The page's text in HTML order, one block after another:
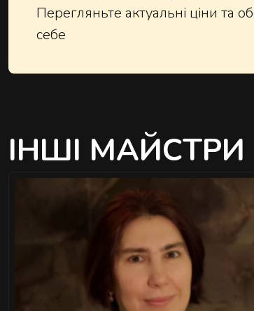
Перегляньте актуальні ціни та
себе
ІНШІ МАЙСТРИ